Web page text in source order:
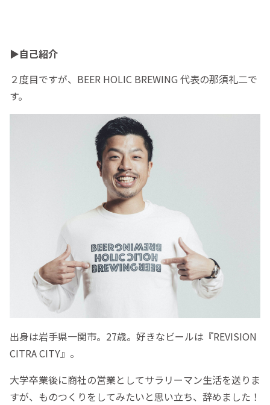
▶︎自己紹介
２度目ですが、BEER HOLIC BREWING 代表の那須礼二で
す。
出身は岩手県一関市。27歳。好きなビールは『REVISION
CITRA CITY』。
大学卒業後に商社の営業としてサラリーマン生活を送りま
すが、ものつくりをしてみたいと思い立ち、辞めました！